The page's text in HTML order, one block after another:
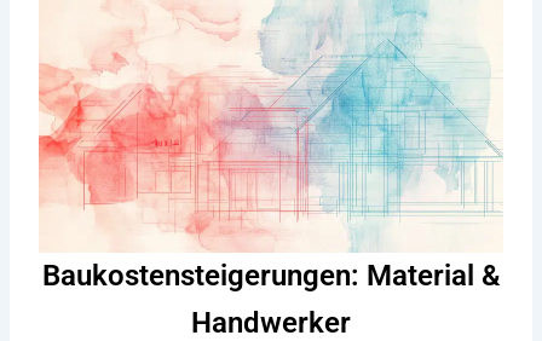
Baukostensteigerungen: Material &
Handwerker